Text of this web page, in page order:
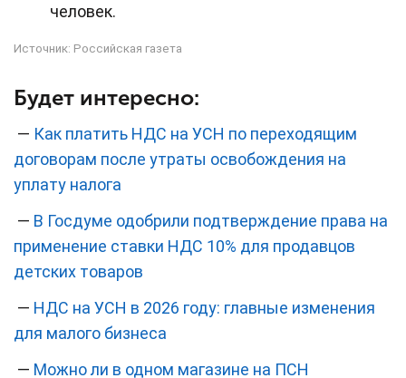
человек.
Источник: Российская газета
Будет интересно:
— Как платить НДС на УСН по переходящим
договорам после утраты освобождения на
уплату налога
— В Госдуме одобрили подтверждение права на
применение ставки НДС 10% для продавцов
детских товаров
— НДС на УСН в 2026 году: главные изменения
для малого бизнеса
— Можно ли в одном магазине на ПСН